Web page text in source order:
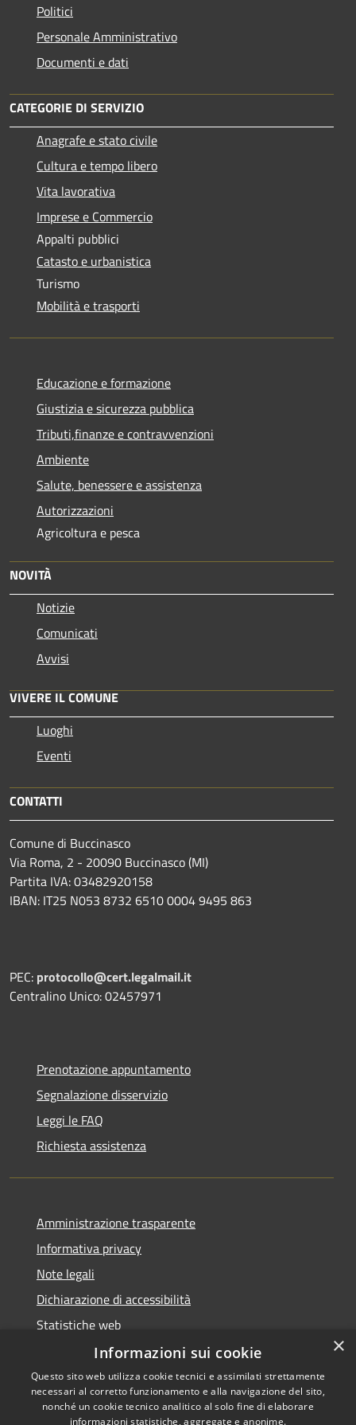
Politici
Personale Amministrativo
Documenti e dati
CATEGORIE DI SERVIZIO
Anagrafe e stato civile
Cultura e tempo libero
Vita lavorativa
Imprese e Commercio
Appalti pubblici
Catasto e urbanistica
Turismo
Mobilità e trasporti
Educazione e formazione
Giustizia e sicurezza pubblica
Tributi,finanze e contravvenzioni
Ambiente
Salute, benessere e assistenza
Autorizzazioni
Agricoltura e pesca
NOVITÀ
Notizie
Comunicati
Avvisi
VIVERE IL COMUNE
Luoghi
Eventi
CONTATTI
Comune di Buccinasco
Via Roma, 2 - 20090 Buccinasco (MI)
Partita IVA: 03482920158
IBAN: IT25 N053 8732 6510 0004 9495 863
PEC: protocollo@cert.legalmail.it
Centralino Unico: 02457971
Prenotazione appuntamento
Segnalazione disservizio
Leggi le FAQ
Richiesta assistenza
Amministrazione trasparente
Informativa privacy
Note legali
Dichiarazione di accessibilità
Statistiche web
Copyright © 2026 • Comune di
×
Informazioni sui cookie
Questo sito web utilizza cookie tecnici e assimilati strettamente
necessari al corretto funzionamento e alla navigazione del sito,
nonché un cookie tecnico analitico al solo fine di elaborare
informazioni statistiche, aggregate e anonime.